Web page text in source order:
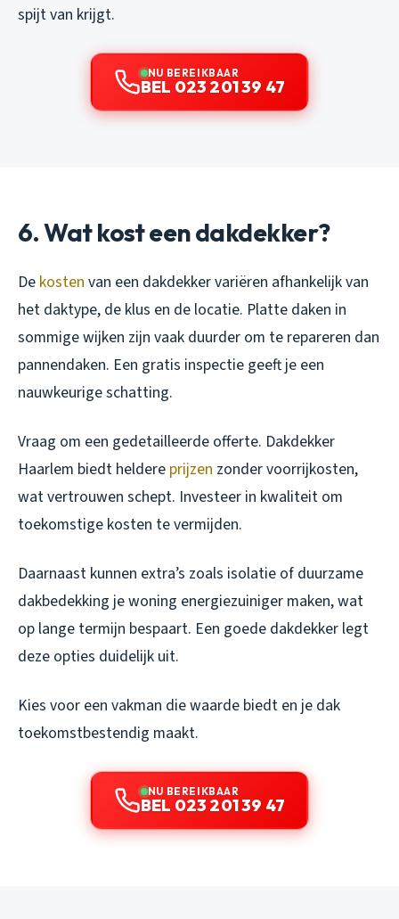
spijt van krijgt.
NU BEREIKBAAR
BEL 023 201 39 47
6. Wat kost een dakdekker?
De kosten van een dakdekker variëren afhankelijk van
het daktype, de klus en de locatie. Platte daken in
sommige wijken zijn vaak duurder om te repareren dan
pannendaken. Een gratis inspectie geeft je een
nauwkeurige schatting.
Vraag om een gedetailleerde offerte. Dakdekker
Haarlem biedt heldere prijzen zonder voorrijkosten,
wat vertrouwen schept. Investeer in kwaliteit om
toekomstige kosten te vermijden.
Daarnaast kunnen extra’s zoals isolatie of duurzame
dakbedekking je woning energiezuiniger maken, wat
op lange termijn bespaart. Een goede dakdekker legt
deze opties duidelijk uit.
Kies voor een vakman die waarde biedt en je dak
toekomstbestendig maakt.
NU BEREIKBAAR
BEL 023 201 39 47